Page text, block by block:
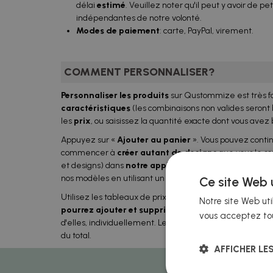
délai estimé. Veuillez noter qu'il peut y avoir de
indépendantes de notre volonté.
Modes de paiement: carte, PayPal, virement.
COMMENT PERSONNALISER?
Personnaliser les produits sur Qustommize est très
caractéristiques (les combinaisons non valides
les prix, ou saisissez la quantité exacte dont vous
Appuyez sur « Ajouter au panier ». Vous pouvez
commencer à créer autant de designsque vous le
et designs) dans notre application
nos modèles en utilisant un logiciel externe.
Utilisez les tableaux de prix à titre indicatif, mais ne
pourrez ajouter et supprimer des mises en page
,
d'elles, individuellement. Le prix unitaire est recalculé
du total.
Ce site Web
Notre site Web
vous acceptez
AFFICHER